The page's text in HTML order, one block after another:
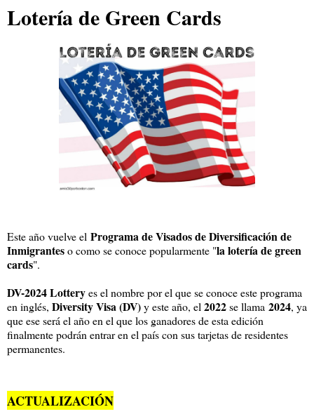
Lotería de Green Cards
Este año vuelve el Programa de Visados de Diversificación de
Inmigranteso como se conoce popularmente "la lotería de green
cards".
DV-2024 Lotteryes el nombre por el que se conoce este programa
en inglés, Diversity Visa (DV)y este año, el2022se llama 2024, ya
que ese será el año en el que los ganadores de esta edición
finalmente podrán entrar en el país con sus tarjetas de residentes
permanentes.
ACTUALIZACIÓN